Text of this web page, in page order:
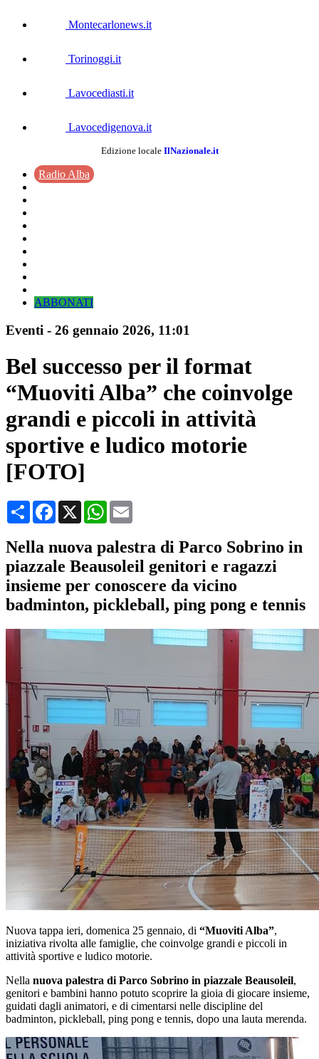
Montecarlonews.it
Torinoggi.it
Lavocediasti.it
Lavocedigenova.it
Edizione locale IlNazionale.it
Radio Alba
ABBONATI
Eventi - 26 gennaio 2026, 11:01
Bel successo per il format
“Muoviti Alba” che coinvolge
grandi e piccoli in attività
sportive e ludico motorie
[FOTO]
CondividiFacebook
X WhatsApp
Nella nuova palestra di Parco Sobrino in
piazzale Beausoleil genitori e ragazzi
insieme per conoscere da vicino
badminton, pickleball, ping pong e tennis
Nuova tappa ieri, domenica 25 gennaio, di “Muoviti Alba”,
iniziativa rivolta alle famiglie, che coinvolge grandi e piccoli in
attività sportive e ludico motorie.
Nella nuova palestra di Parco Sobrino in piazzale Beausoleil,
genitori e bambini hanno potuto scoprire la gioia di giocare insieme,
guidati dagli animatori, e di cimentarsi nelle discipline del
badminton, pickleball, ping pong e tennis, dopo una lauta merenda.